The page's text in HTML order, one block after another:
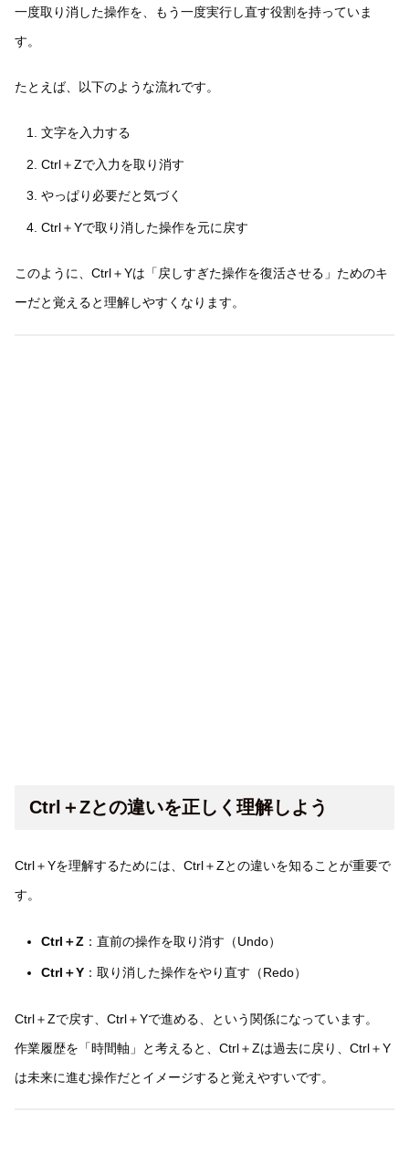
一度取り消した操作を、もう一度実行し直す役割を持っていま
す。
たとえば、以下のような流れです。
文字を入力する
Ctrl＋Zで入力を取り消す
やっぱり必要だと気づく
Ctrl＋Yで取り消した操作を元に戻す
このように、Ctrl＋Yは「戻しすぎた操作を復活させる」ためのキ
ーだと覚えると理解しやすくなります。
Ctrl＋Zとの違いを正しく理解しよう
Ctrl＋Yを理解するためには、Ctrl＋Zとの違いを知ることが重要で
す。
Ctrl＋Z ：直前の操作を取り消す（Undo）
Ctrl＋Y：取り消した操作をやり直す（Redo）
Ctrl＋Zで戻す、Ctrl＋Yで進める、という関係になっています。
作業履歴を「時間軸」と考えると、Ctrl＋Zは過去に戻り、Ctrl＋Y
は未来に進む操作だとイメージすると覚えやすいです。